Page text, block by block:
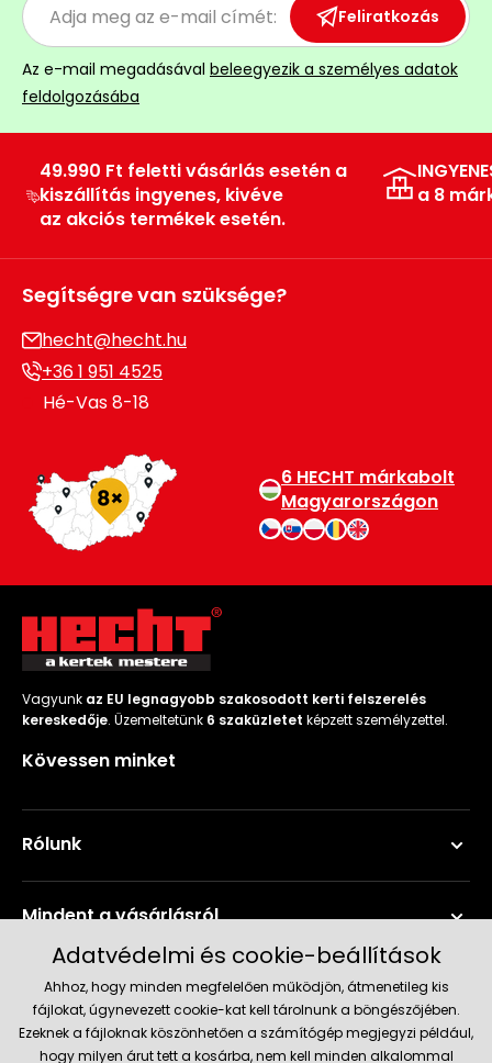
Feliratkozás
Az e-mail megadásával beleegyezik a személyes adatok
feldolgozásába
49.990 Ft feletti vásárlás esetén a
kiszállítás ingyenes, kivéve
az akciós termékek esetén.
a 8
Segítségre van szüksége?
hecht@hecht.hu
+36 1 951 4525
Hé-Vas 8-18
6 HECHT márkabolt
Magyarországon
Vagyunk az EU legnagyobb szakosodott kerti felszerelés
kereskedője. Üzemeltetünk 6 szaküzletet képzett személyzettel.
Kövessen minket
Rólunk
Mindent a vásárlásról
Szerviz és támogatás
Adatvédelmi és cookie-beállítások
Ahhoz, hogy minden megfelelően működjön, átmenetileg kis
fájlokat, úgynevezett cookie-kat kell tárolnunk a böngészőjében.
Ezeknek a fájloknak köszönhetően a számítógép megjegyzi például,
hogy milyen árut tett a kosárba, nem kell minden alkalommal